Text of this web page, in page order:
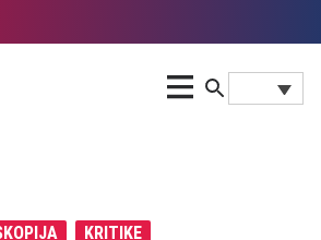
KRITIKE